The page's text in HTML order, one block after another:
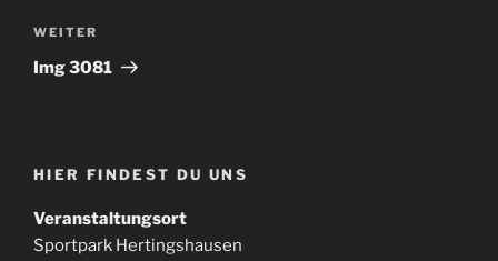
Nächster
Beitrag
WEITER
Img 3081
HIER FINDEST DU UNS
Veranstaltungsort
Sportpark Hertingshausen